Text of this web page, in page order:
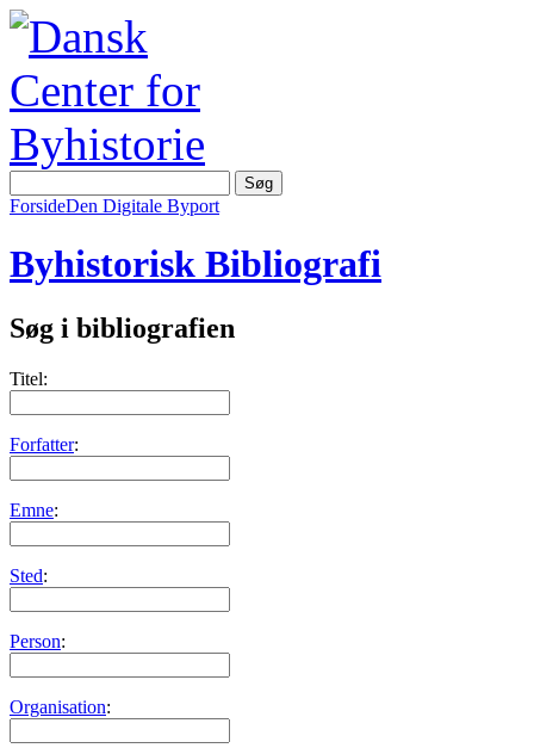
ForsideDen Digitale Byport
Byhistorisk Bibliografi
Søg i bibliografien
Titel:
Forfatter:
Emne:
Sted:
Person:
Organisation: